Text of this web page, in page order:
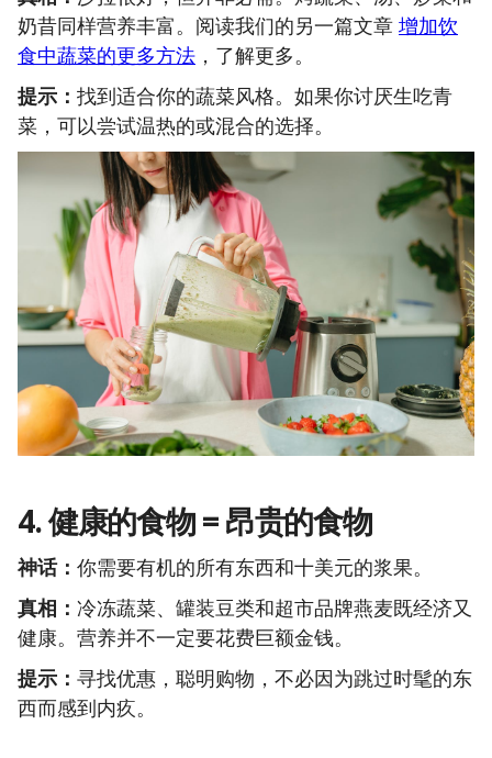
奶昔同样营养丰富。阅读我们的另一篇文章 增加饮
食中蔬菜的更多方法 ，了解更多。
提示： 找到适合你的蔬菜风格。如果你讨厌生吃青
菜，可以尝试温热的或混合的选择。
4.健康的食物 = 昂贵的食物
神话： 你需要有机的所有东西和十美元的浆果。
真相： 冷冻蔬菜、罐装豆类和超市品牌燕麦既经济又
健康。营养并不一定要花费巨额金钱。
提示： 寻找优惠，聪明购物，不必因为跳过时髦的东
西而感到内疚。